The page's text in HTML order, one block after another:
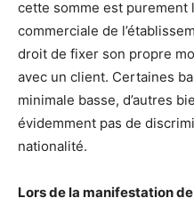
cette somme est purement
commerciale de
droit de fixer son propre
avec un client. Certaines
minimale basse, d’autres
évidemment pas de
nationalité.
Lors de la manifestation de